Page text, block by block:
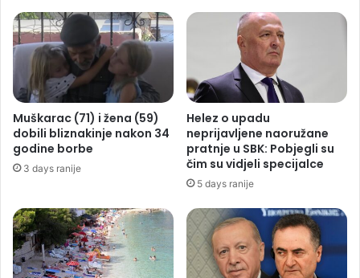
Muškarac (71) i žena (59)
dobili bliznakinje nakon 34
godine borbe
3 days ranije
Helez o upadu
neprijavljene naoružane
pratnje u SBK: Pobjegli su
čim su vidjeli specijalce
5 days ranije